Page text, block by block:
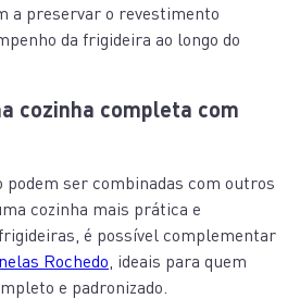
a preservar o revestimento
da frigideira ao longo do
cozinha completa com
podem ser combinadas com outros
cozinha mais prática e
é possível complementar
Rochedo , ideais para quem
e padronizado.